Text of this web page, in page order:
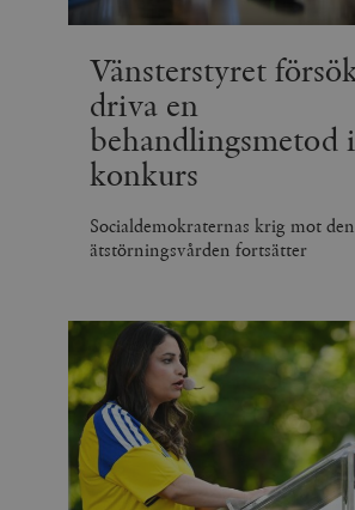
Vänsterstyret
driva en
behandlingsmetod i
konkurs
Socialdemokraternas krig mot
ätstörningsvården fortsätter